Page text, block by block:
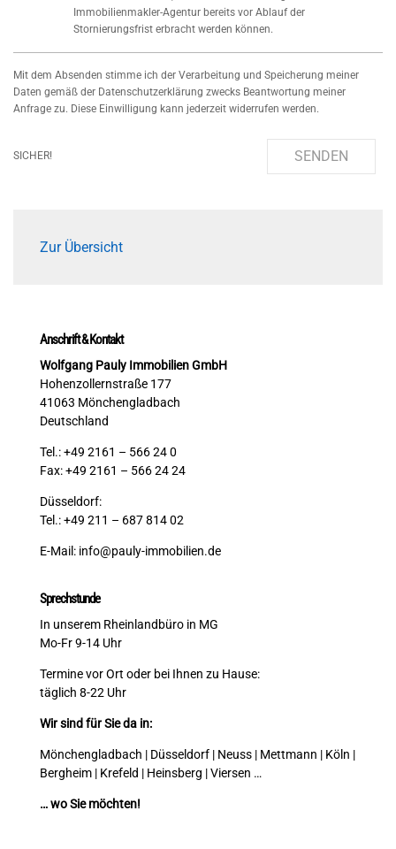
Immobilienmakler-Agentur bereits vor Ablauf der
Stornierungsfrist erbracht werden können.
Mit dem Absenden stimme ich der Verarbeitung und Speicherung meiner
Daten gemäß der Datenschutzerklärung zwecks Beantwortung meiner
Anfrage zu. Diese Einwilligung kann jederzeit widerrufen werden.
SICHER! SENDEN
Zur Übersicht
Anschrift & Kontakt
Wolfgang Pauly Immobilien GmbH
Hohenzollernstraße 177
41063 Mönchengladbach
Deutschland
Tel.: +49 2161 – 566 24 0
Fax: +49 2161 – 566 24 24
Düsseldorf:
Tel.: +49 211 – 687 814 02
E-Mail: info@pauly-immobilien.de
Sprechstunde
In unserem Rheinlandbüro in MG
Mo-Fr 9-14 Uhr
Termine vor Ort oder bei Ihnen zu Hause:
täglich 8-22 Uhr
Wir sind für Sie da in:
Mönchengladbach | Düsseldorf | Neuss | Mettmann | Köln |
Bergheim | Krefeld | Heinsberg | Viersen …
… wo Sie möchten!